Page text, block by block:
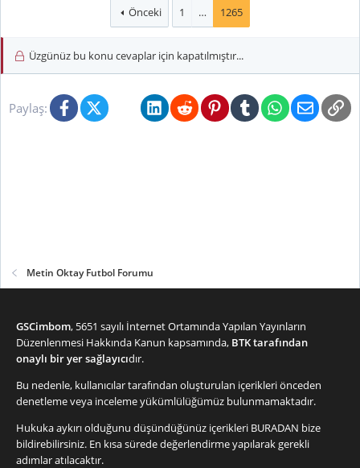
e
r
Önceki 1 … 1265
Üzgünüz bu konu cevaplar için kapatılmıştır...
Paylaş: FacebookX (Twitter)BlueskyLinkedInRedditPinterestTumblrWhatsApp
E-posta
Metin Oktay Futbol Forumu
GSCimbom, 5651 sayılı İnternet Ortamında Yapılan Yayınların
Düzenlenmesi Hakkında Kanun kapsamında, BTK tarafından
onaylı bir yer sağlayıcıdır.
Bu nedenle, kullanıcılar tarafından oluşturulan içerikleri önceden
denetleme veya inceleme yükümlülüğümüz bulunmamaktadır.
Hukuka aykırı olduğunu düşündüğünüz içerikleri BURADAN bize
bildirebilirsiniz. En kısa sürede değerlendirme yapılarak gerekli
adımlar atılacaktır.